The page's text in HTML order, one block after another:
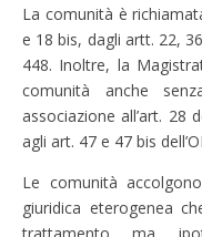
La comunità è
e 18 bis, dagli artt. 22,
448. Inoltre, la
comunità anche
associazione all’art. 28
agli art. 47 e 47 bis
Le comunità
giuridica eterogenea
trattamento ma